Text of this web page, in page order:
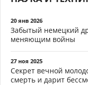
20 янв 2026
Забытый немецкий
меняющим войны
27 ноя 2025
Секрет вечной
смерть и дарит